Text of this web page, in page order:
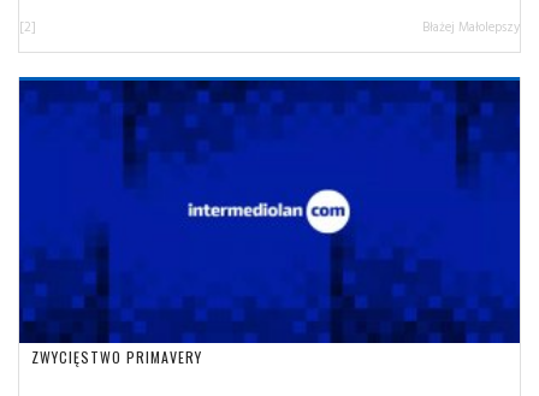
[2] Błażej Małolepszy
ZWYCIĘSTWO PRIMAVERY